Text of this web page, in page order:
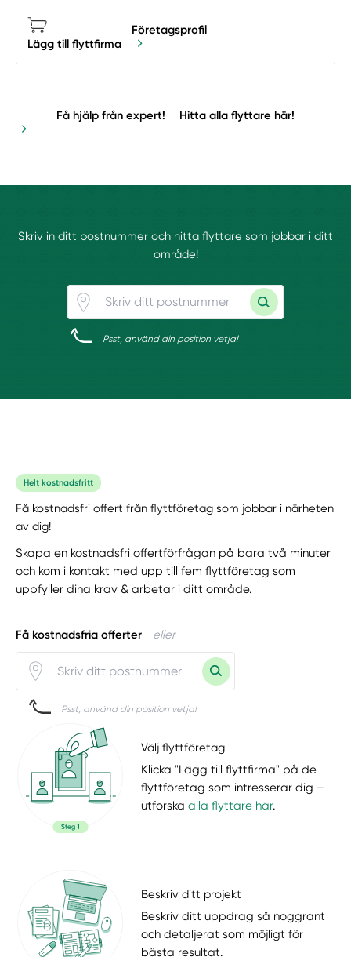
Lägg till flyttfirma
Företagsprofil
Få hjälp från expert! Hitta alla flyttare här!
Skriv in ditt postnummer och hitta flyttare som jobbar i ditt
område!
Psst, använd din position vetja!
Helt kostnadsfritt
Få kostnadsfri offert från flyttföretag som jobbar i närheten
av dig!
Skapa en kostnadsfri offertförfrågan på bara två minuter
och kom i kontakt med upp till fem flyttföretag som
uppfyller dina krav & arbetar i ditt område.
Få kostnadsfria offerter eller
Psst, använd din position vetja!
Välj flyttföretag
Klicka "Lägg till flyttfirma" på de
flyttföretag som intresserar dig –
utforskaalla flyttare här.
Beskriv ditt projekt
Beskriv ditt uppdrag så noggrant
och detaljerat som möjligt för
bästa resultat.